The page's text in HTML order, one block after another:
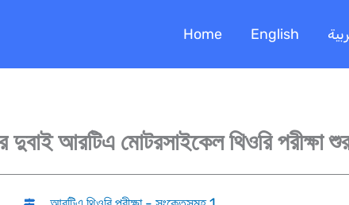
Home English
দুবাই আরটিএ মোটরসাইকেল থিওরি পরীক্ষা